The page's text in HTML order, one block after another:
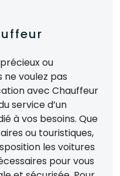
ou
voulez pas
avec Chauffeur
service d’un
à vos besoins. Que
ou touristiques,
les voitures
pour vous